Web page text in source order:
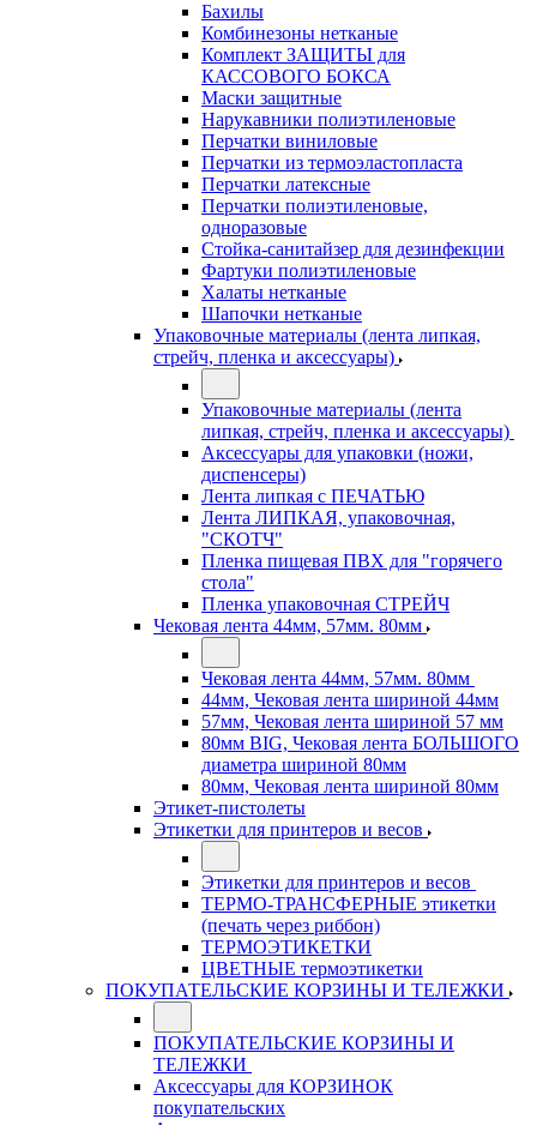
Бахилы
Комбинезоны нетканые
Комплект ЗАЩИТЫ для
КАССОВОГО БОКСА
Маски защитные
Нарукавники полиэтиленовые
Перчатки виниловые
Перчатки из термоэластопласта
Перчатки латексные
Перчатки полиэтиленовые,
одноразовые
Стойка-санитайзер для дезинфекции
Фартуки полиэтиленовые
Халаты нетканые
Шапочки нетканые
Упаковочные материалы (лента липкая,
стрейч, пленка и аксессуары)
Упаковочные материалы (лента
липкая, стрейч, пленка и аксессуары)
Аксессуары для упаковки (ножи,
диспенсеры)
Лента липкая с ПЕЧАТЬЮ
Лента ЛИПКАЯ, упаковочная,
"СКОТЧ"
Пленка пищевая ПВХ для "горячего
стола"
Пленка упаковочная СТРЕЙЧ
Чековая лента 44мм, 57мм. 80мм
Чековая лента 44мм, 57мм. 80мм
44мм, Чековая лента шириной 44мм
57мм, Чековая лента шириной 57 мм
80мм BIG, Чековая лента БОЛЬШОГО
диаметра шириной 80мм
80мм, Чековая лента шириной 80мм
Этикет-пистолеты
Этикетки для принтеров и весов
Этикетки для принтеров и весов
ТЕРМО-ТРАНСФЕРНЫЕ этикетки
(печать через риббон)
ТЕРМОЭТИКЕТКИ
ЦВЕТНЫЕ термоэтикетки
ПОКУПАТЕЛЬСКИЕ КОРЗИНЫ И ТЕЛЕЖКИ
ПОКУПАТЕЛЬСКИЕ КОРЗИНЫ И
ТЕЛЕЖКИ
Аксессуары для КОРЗИНОК
покупательских